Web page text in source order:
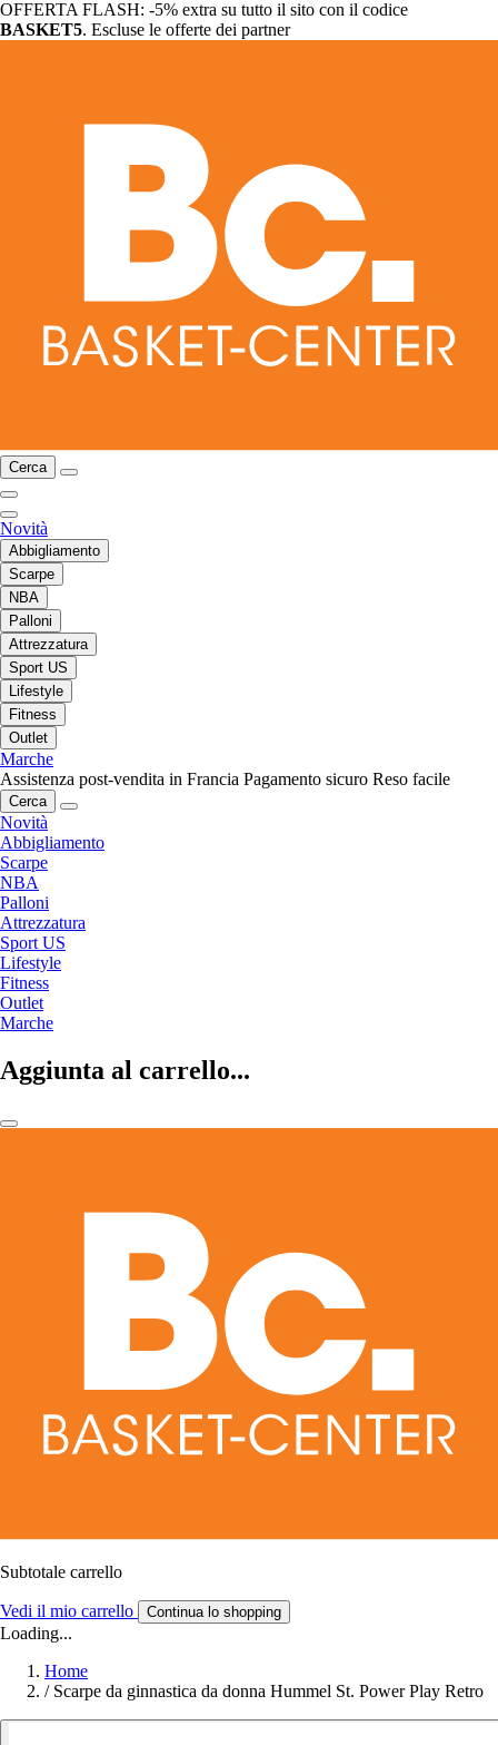
OFFERTA FLASH: -5% extra su tutto il sito con il codice
BASKET5. Escluse le offerte dei partner
Cerca
Novità
Abbigliamento
Scarpe
NBA
Palloni
Attrezzatura
Sport US
Lifestyle
Fitness
Outlet
Marche
Assistenza post-vendita in Francia Pagamento sicuro Reso facile
Cerca
Novità
Abbigliamento
Scarpe
NBA
Palloni
Attrezzatura
Sport US
Lifestyle
Fitness
Outlet
Marche
Aggiunta al carrello...
Subtotale carrello
Vedi il mio carrello Continua lo shopping
Loading...
Home
/ Scarpe da ginnastica da donna Hummel St. Power Play Retro